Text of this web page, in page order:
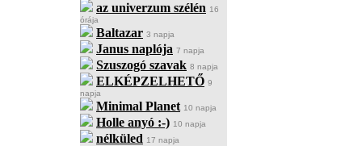
az univerzum szélén 16
órája
Baltazar 3 napja
Janus naplója 7 napja
Szuszogó szavak 8 napja
ELKÉPZELHETŐ 9
napja
Minimal Planet 10 napja
Holle anyó :-) 10 napja
nélküled 17 napja